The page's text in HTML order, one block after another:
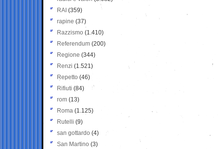
RAI (359)
rapine (37)
Razzismo (1.410)
Referendum (200)
Regione (344)
Renzi (1.521)
Repetto (46)
Rifiuti (84)
rom (13)
Roma (1.125)
Rutelli (9)
san gottardo (4)
San Martino (3)